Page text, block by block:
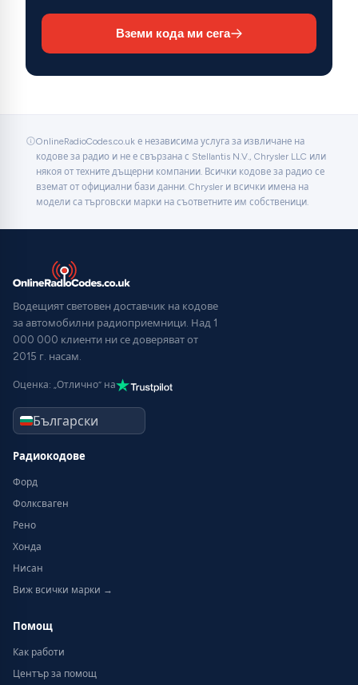
Вземи кода ми сега
OnlineRadioCodes.co.uk е независима услуга за извличане на
кодове за радио и не е свързана с Stellantis N.V., Chrysler LLC или
някоя от техните дъщерни компании. Всички кодове за радио се
вземат от официални бази данни. Chrysler и всички имена на
модели са търговски марки на съответните им собственици.
Водещият световен доставчик на кодове
за автомобилни радиоприемници. Над 1
000 000 клиенти ни се доверяват от
2015 г. насам.
Оценка: „Отлично“ на
Радиокодове
Форд
Фолксваген
Рено
Хонда
Нисан
Виж всички марки →
Помощ
Как работи
Център за помощ